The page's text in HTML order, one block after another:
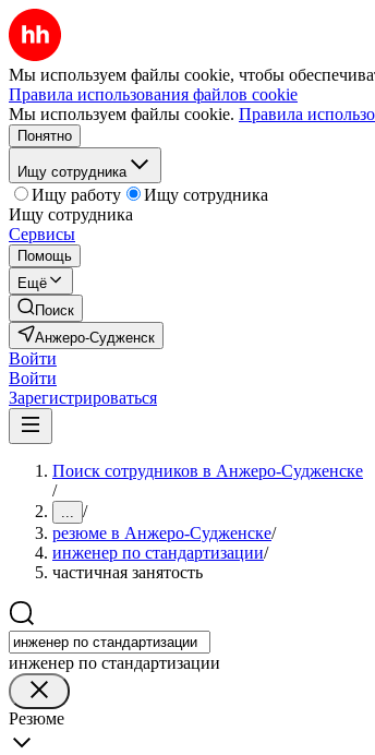
Мы используем файлы cookie, чтобы
Правила использования файлов cookie
Мы используем файлы cookie. Правила
Понятно
Ищу сотрудника
Ищу работу
Ищу сотрудника
Ищу сотрудника
Сервисы
Помощь
Ещё
Поиск
Анжеро-Судженск
Войти
Войти
Зарегистрироваться
Поиск сотрудников в Анжеро-Судженске
/
... /
резюме в Анжеро-Судженске/
инженер по стандартизации/
частичная занятость
инженер по стандартизации
Резюме